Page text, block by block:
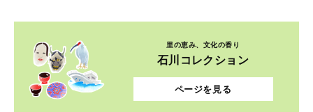
里の恵み、文化の香り
石川コレクション
ページを見る